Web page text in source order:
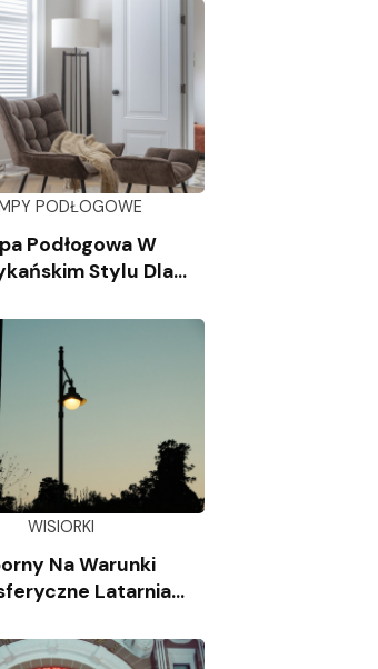
PODŁOGOWE
Podłogowa W
Stylu Dla
WISIORKI
Na Warunki
Latarnia
Aluminium